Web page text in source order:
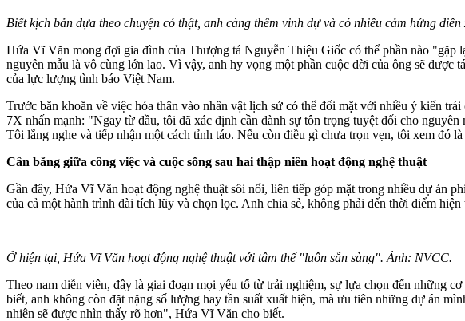
Biết kịch bản dựa theo chuyện có thật, anh càng thêm vinh dự và có nhiều cảm hứng
Hứa Vĩ Văn mong đợi gia đình của Thượng tá Nguyễn Thiệu Giốc có thể phần nào "gặp
nguyên mẫu là vô cùng lớn lao. Vì vậy, anh hy vọng một phần cuộc đời của ông sẽ
của lực lượng tình báo Việt Nam.
Trước băn khoăn về việc hóa thân vào nhân vật lịch sử có thể đối mặt với nhiều ý kiến
7X nhấn mạnh: "Ngay từ đầu, tôi đã xác định cần dành sự tôn trọng tuyệt đối cho
Tôi lắng nghe và tiếp nhận một cách tỉnh táo. Nếu còn điều gì chưa trọn vẹn, tôi xem đó
Cân bằng giữa công việc và cuộc sống sau hai thập niên hoạt động nghệ thuật
Gần đây, Hứa Vĩ Văn hoạt động nghệ thuật sôi nổi, liên tiếp góp mặt trong nhiều dự án
của cả một hành trình dài tích lũy và chọn lọc. Anh chia sẻ, không phải đến thời điểm
Ở hiện tại, Hứa Vĩ Văn hoạt động nghệ thuật với tâm thế "luôn sẵn sàng". Ảnh: NVCC.
Theo nam diễn viên, đây là giai đoạn mọi yếu tố từ trải nghiệm, sự lựa chọn đến những
biết, anh không còn đặt nặng số lượng hay tần suất xuất hiện, mà ưu tiên những dự án
nhiên sẽ được nhìn thấy rõ hơn", Hứa Vĩ Văn cho biết.